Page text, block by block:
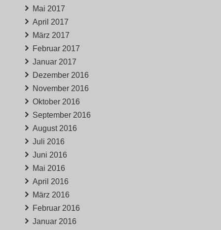
Mai 2017
April 2017
März 2017
Februar 2017
Januar 2017
Dezember 2016
November 2016
Oktober 2016
September 2016
August 2016
Juli 2016
Juni 2016
Mai 2016
April 2016
März 2016
Februar 2016
Januar 2016